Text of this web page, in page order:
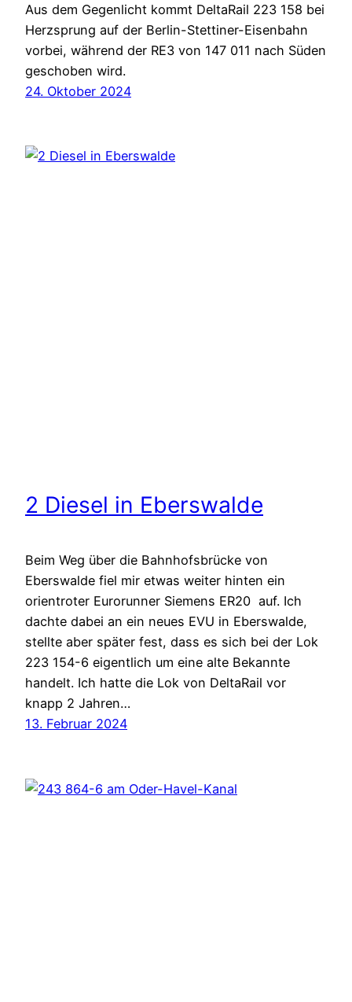
Aus dem Gegenlicht kommt DeltaRail 223 158 bei
Herzsprung auf der Berlin-Stettiner-Eisenbahn
vorbei, während der RE3 von 147 011 nach Süden
geschoben wird.
24. Oktober 2024
2 Diesel in Eberswalde
Beim Weg über die Bahnhofsbrücke von
Eberswalde fiel mir etwas weiter hinten ein
orientroter Eurorunner Siemens ER20 auf. Ich
dachte dabei an ein neues EVU in Eberswalde,
stellte aber später fest, dass es sich bei der Lok
223 154-6 eigentlich um eine alte Bekannte
handelt. Ich hatte die Lok von DeltaRail vor
knapp 2 Jahren…
13. Februar 2024